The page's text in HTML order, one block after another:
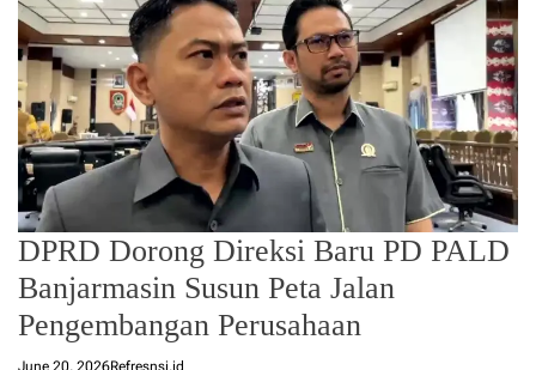
DPRD Dorong Direksi Baru PD PALD
Banjarmasin Susun Peta Jalan
Pengembangan Perusahaan
June 20, 2026Refresnsi.id